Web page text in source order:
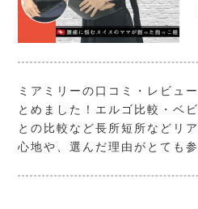
ミアミリーの口コミ・レビュ
とめました！エルゴ比較・ベ
との比較など長所短所などリ
心地や、選んだ理由がとても